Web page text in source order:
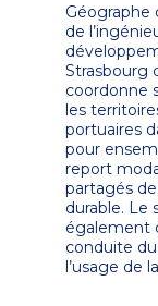
Géographe
de
Strasbourg
coordonne
les
portuaires
pour
report
partagés
durable. Le
également
conduite
l’usage de